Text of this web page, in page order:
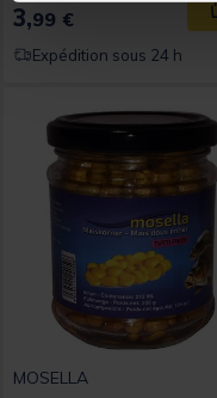
3,99 €
Expédition sous 24 h
MOSELLA